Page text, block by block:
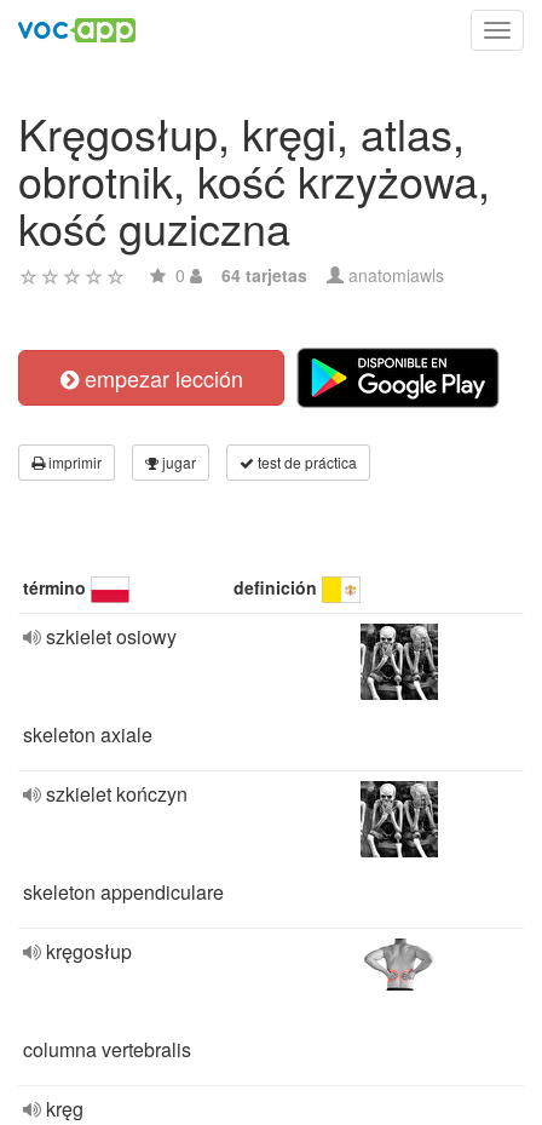
Kręgosłup, kręgi, atlas,
obrotnik, kość krzyżowa,
kość guziczna
0 64 tarjetas anatomiawls
empezar lección
imprimir jugar test de práctica
término definición
szkielet osiowy
skeleton axiale
szkielet kończyn
skeleton appendiculare
kręgosłup
columna vertebralis
kręg